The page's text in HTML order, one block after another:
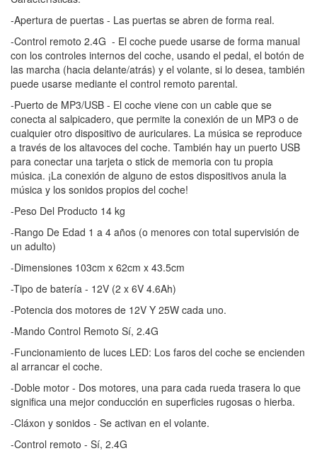
-Apertura de puertas - Las puertas se abren de forma real.
-Control remoto 2.4G - El coche puede usarse de forma manual
con los controles internos del coche, usando el pedal, el botón de
las marcha (hacia delante/atrás) y el volante, si lo desea, también
puede usarse mediante el control remoto parental.
-Puerto de MP3/USB - El coche viene con un cable que se
conecta al salpicadero, que permite la conexión de un MP3 o de
cualquier otro dispositivo de auriculares. La música se reproduce
a través de los altavoces del coche. También hay un puerto USB
para conectar una tarjeta o stick de memoria con tu propia
música. ¡La conexión de alguno de estos dispositivos anula la
música y los sonidos propios del coche!
-Peso Del Producto 14 kg
-Rango De Edad 1 a 4 años (o menores con total supervisión de
un adulto)
-Dimensiones 103cm x 62cm x 43.5cm
-Tipo de batería - 12V (2 x 6V 4.6Ah)
-Potencia dos motores de 12V Y 25W cada uno.
-Mando Control Remoto Sí, 2.4G
-Funcionamiento de luces LED: Los faros del coche se encienden
al arrancar el coche.
-Doble motor - Dos motores, una para cada rueda trasera lo que
significa una mejor conducción en superficies rugosas o hierba.
-Cláxon y sonidos - Se activan en el volante.
-Control remoto - Sí, 2.4G